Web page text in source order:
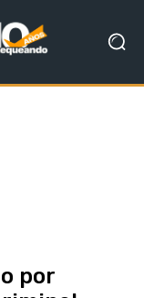
por